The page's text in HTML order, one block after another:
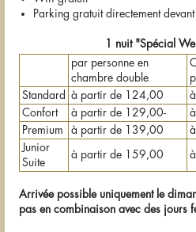
Parking gratuit directement devant
1 nuit "Spécial
par personne en
chambre double
Standard
à partir de 124,00
Confort
à partir de 129,00-
Premium
à partir de 139,00
Junior
Suite
à partir de 159,00
Arrivée possible uniquement le
pas en combinaison avec des jours